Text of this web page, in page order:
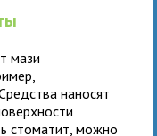
мази
наносят
стоматит, можно